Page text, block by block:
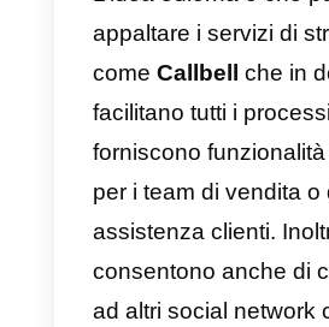
Un altro aspetto
considerare è
dell’azienda
qualifiche sono
riceve molte
negative,